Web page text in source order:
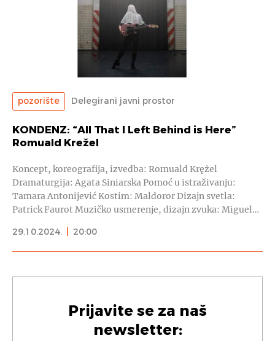
pozorište Delegirani javni prostor
KONDENZ: “All That I Left Behind is Here”
Romuald Krežel
Koncept, koreografija, izvedba: Romuald Krężel
Dramaturgija: Agata Siniarska Pomoć u istraživanju:
Tamara Antonijević Kostim: Maldoror Dizajn svetla:
Patrick Faurot Muzičko usmerenje, dizajn zvuka: Miguel…
29.10.2024.
20:00
Prijavite se za naš
newsletter: